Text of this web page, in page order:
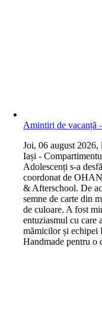
Amintiri de vacanță
Joi, 06 august 2026,
Iași -
Adolescenți s-a
coordonat de
& Afterschool. De
semne de carte din
de culoare. A fost
entuziasmul cu
mămicilor și
Handmade pentru o